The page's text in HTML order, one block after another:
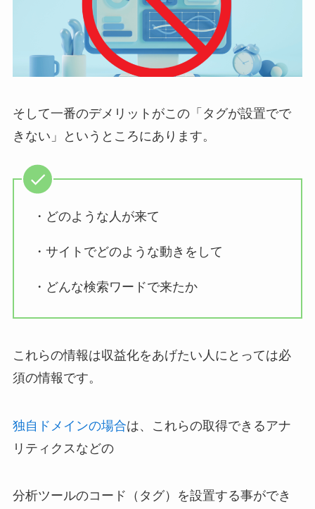
そして一番のデメリットがこの「タグが設置でで
きない」というところにあります。
・どのような人が来て
・サイトでどのような動きをして
・どんな検索ワードで来たか
これらの情報は収益化をあげたい人にとっては必
須の情報です。
独自ドメインの場合は、これらの取得できるアナ
リティクスなどの
分析ツールのコード（タグ）を設置する事ができ